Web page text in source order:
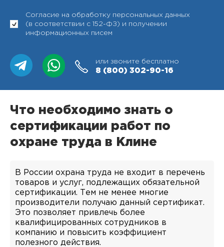
Согласие на обработку персональных данных
(в соответствии с 152-ФЗ) и получении
информационных писем
или звоните бесплатно
8 (800) 302-90-16
Что необходимо знать о
сертификации работ по
охране труда в Клине
В России охрана труда не входит в перечень
товаров и услуг, подлежащих обязательной
сертификации. Тем не менее многие
производители получаю данный сертификат.
Это позволяет привлечь более
квалифицированных сотрудников в
компанию и повысить коэффициент
полезного действия.